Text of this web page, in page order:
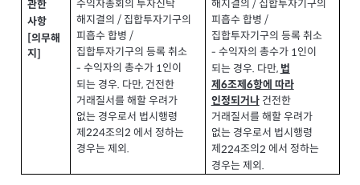
관한
사항
[의무해
지 ]
수익자총회의 투자신탁
해지결의 / 집합투자기구의
피흡수 합병 /
집합투자기구의 등록 취소
- 수익자의 총수가1인이
되는 경우. 다만, 건전한
거래질서를 해할 우려가
없는 경우로서 법시행령
제 224조의2 에서 정하는
경우는 제외.
해지결의 / 집합투자기구의
피흡수 합병 /
집합투자기구의 등록 취소
- 수익자의 총수가1인이
되는 경우. 다만, 법
제 6조제 6항에 따라
인정되거나건전한
거래질서를 해할 우려가
없는 경우로서 법시행령
제224조의2 에서 정하는
경우는 제외.